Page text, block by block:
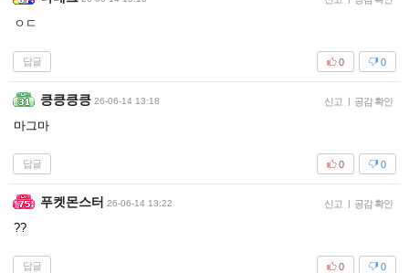
ㅇㄷ
답글 0
0
킁킁킁킁 26-06-14 13:18 신고 | 공감 확인
마그마
답글 0
0
푸켓몬스터 26-06-14 13:22 신고 | 공감 확인
??
답글 0
0